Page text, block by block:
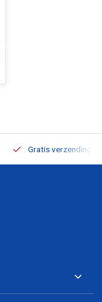
Gratis verzending